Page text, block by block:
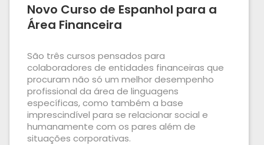
Novo Curso de Espanhol para a
Área Financeira
São três cursos pensados para
colaboradores de entidades financeiras que
procuram não só um melhor desempenho
profissional da área de linguagens
específicas, como também a base
imprescindível para se relacionar social e
humanamente com os pares além de
situações corporativas.